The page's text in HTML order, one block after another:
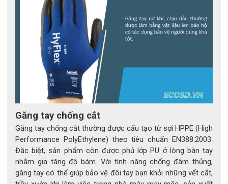
Trơn – thao tác mượt mà, không
bám bụi
Công nghệ
TNT™ – lớp chắn hóa chất tiên tiến
Chống tĩnh điện
Đạt chuẩn EN1149
Không chứa silicon
Đúng – tránh lỗi sơn phủ và bề mặt
hoàn thiện
Không bột – khử
Có – giúp dễ đeo, giảm ô nhiễm
Khuyến nghị đeo hai
Có thể dùng làm găng trong hoặc
ngoài
Kiểm tra lỗ thủng
(AQL)
1.5 (Châu Á, Âu, Phi) – 4.0 (Mỹ)
Kích thước có sẵn
XS, S, M, L, XL, XXL
Găng tay chống cắt
Găng tay chống cắt thường được cấu tạo từ sợi HPPE (High
Performance PolyEthylene) theo tiêu chuẩn EN388:2003.
Đặc biệt, sản phẩm còn được phủ lớp PU ở lòng bàn tay
nhằm gia tăng độ bám. Với tính năng chống đâm thủng,
găng tay có thể giúp bảo vệ đôi tay bạn khỏi những vết cắt,